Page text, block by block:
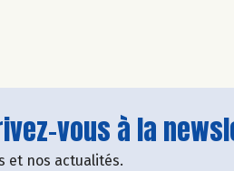
vous à la
et nos actualités.